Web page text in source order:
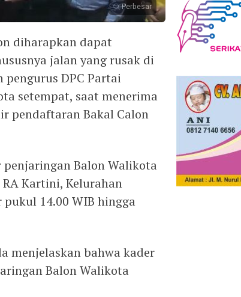
Perbesar
diharapkan dapat
jalan yang rusak di
DPC Partai
setempat, saat menerima
pendaftaran Bakal Calon
Balon Walikota
Kartini, Kelurahan
14.00 WIB hingga
menjelaskan bahwa kader
Balon Walikota